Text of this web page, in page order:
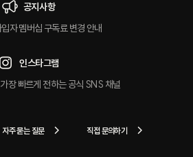
공지사항
자 멤버십 구독료 변경 안내
인스타그램
장 빠르게 전하는 공식 SNS 채널
자주 묻는 질문 직접 문의하기